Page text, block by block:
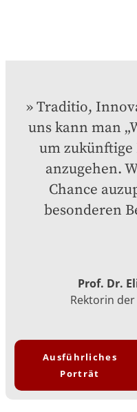
Traditio,
uns kann man
um
anzugehen.
Chance
besonderen
Prof. Dr.
Rektorin
Ausführliches
Porträt